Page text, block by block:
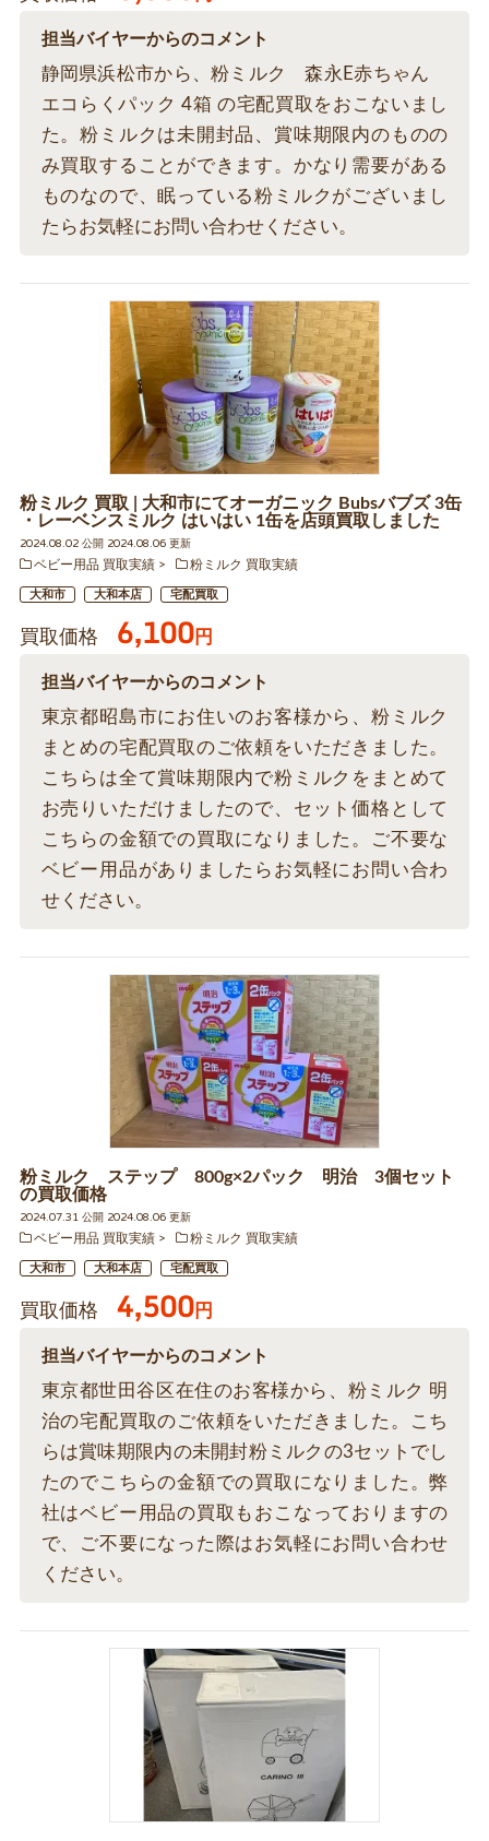
担当バイヤーからのコメント
静岡県浜松市から、粉ミルク 森永E赤ちゃん
エコらくパック 4箱 の宅配買取をおこないまし
た。粉ミルクは未開封品、賞味期限内のものの
み買取することができます。かなり需要がある
ものなので、眠っている粉ミルクがございまし
たらお気軽にお問い合わせください。
粉ミルク 買取 | 大和市にてオーガニック Bubsバブズ 3缶
・レーベンスミルク はいはい 1缶を店頭買取しました
2024.08.02 公開 2024.08.06 更新
ベビー用品 買取実績
粉ミルク 買取実績
大和市 大和本店 宅配買取
買取価格 6,100円
担当バイヤーからのコメント
東京都昭島市にお住いのお客様から、粉ミルク
まとめの宅配買取のご依頼をいただきました。
こちらは全て賞味期限内で粉ミルクをまとめて
お売りいただけましたので、セット価格として
こちらの金額での買取になりました。ご不要な
ベビー用品がありましたらお気軽にお問い合わ
せください。
粉ミルク ステップ 800g×2パック 明治 3個セット
の買取価格
2024.07.31 公開 2024.08.06 更新
ベビー用品 買取実績
粉ミルク 買取実績
大和市 大和本店 宅配買取
買取価格 4,500円
担当バイヤーからのコメント
東京都世田谷区在住のお客様から、粉ミルク 明
治の宅配買取のご依頼をいただきました。こち
らは賞味期限内の未開封粉ミルクの3セットでし
たのでこちらの金額での買取になりました。弊
社はベビー用品の買取もおこなっておりますの
で、ご不要になった際はお気軽にお問い合わせ
ください。